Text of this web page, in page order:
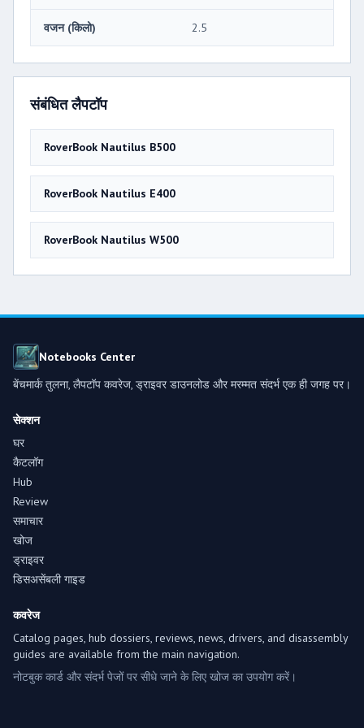
वजन (किलो) 2.5
संबंधित लैपटॉप
RoverBook Nautilus B500
RoverBook Nautilus E400
RoverBook Nautilus W500
Notebooks Center
बेंचमार्क तुलना, लैपटॉप कवरेज, ड्राइवर डाउनलोड और मरम्मत संदर्भ एक ही जगह पर।
सेक्शन
घर
कैटलॉग
Hub
Review
समाचार
खोज
ड्राइवर
डिसअसेंबली गाइड
कवरेज
Catalog pages, hub dossiers, reviews, news, drivers, and disassembly
guides are available from the main navigation.
नोटबुक कार्ड और संदर्भ पेजों पर सीधे जाने के लिए खोज का उपयोग करें।